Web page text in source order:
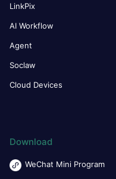
LinkPix
AI Workflow
Agent
Soclaw
Cloud Devices
Download
WeChat Mini Program